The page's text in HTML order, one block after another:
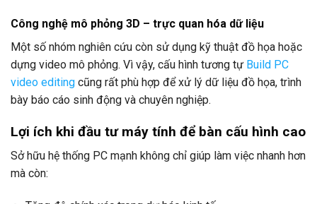
Công nghệ mô phỏng 3D – trực quan hóa dữ liệu
Một số nhóm nghiên cứu còn sử dụng kỹ thuật đồ họa hoặc
dựng video mô phỏng. Vì vậy, cấu hình tương tự Build PC
video editing cũng rất phù hợp để xử lý dữ liệu đồ họa, trình
bày báo cáo sinh động và chuyên nghiệp.
Lợi ích khi đầu tư máy tính để bàn cấu hình cao
Sở hữu hệ thống PC mạnh không chỉ giúp làm việc nhanh hơn
mà còn: